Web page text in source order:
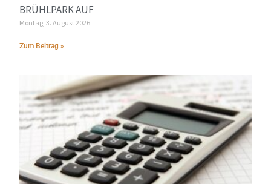
BRÜHLPARK AUF
Montag, 3. August 2026
Zum Beitrag »